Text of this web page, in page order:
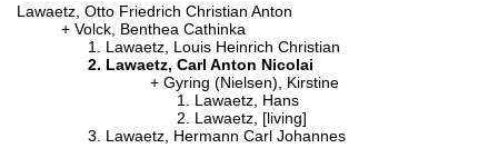
Lawaetz, Otto Friedrich Christian Anton
Volck, Benthea Cathinka
Lawaetz, Louis Heinrich Christian
Lawaetz, Carl Anton Nicolai
Gyring (Nielsen), Kirstine
Lawaetz, Hans
Lawaetz, [living]
Lawaetz, Hermann Carl Johannes